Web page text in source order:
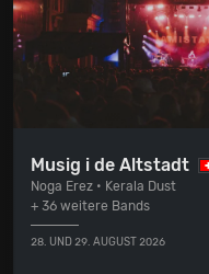
Musig i de Altstadt
Noga Erez • Kerala Dust
+ 36 weitere Bands
28. UND 29. AUGUST 2026